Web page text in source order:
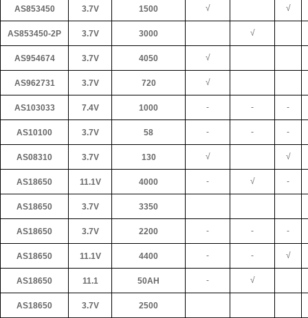
AS853450 3.7V 1500 √ √
AS853450-2P 3.7V 3000 √
AS954674 3.7V 4050 √
AS962731 3.7V 720 √
AS103033 7.4V 1000 - - -
AS10100 3.7V 58 - - -
AS08310 3.7V 130 √ √
AS18650 11.1V 4000 - √ -
AS18650 3.7V 3350
AS18650 3.7V 2200 - - -
AS18650 11.1V 4400 - - √
AS18650 11.1 50AH - √
AS18650 3.7V 2500